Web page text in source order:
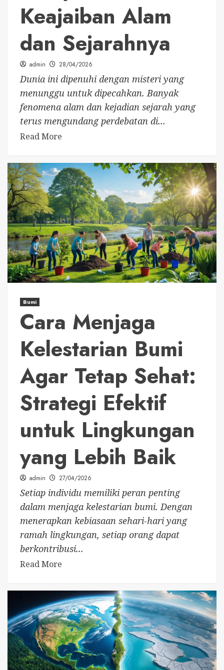
Keajaiban Alam
dan Sejarahnya
admin 28/04/2026
Dunia ini dipenuhi dengan misteri yang
menunggu untuk dipecahkan. Banyak
fenomena alam dan kejadian sejarah yang
terus mengundang perdebatan di...
Read More
Bumi
Cara Menjaga
Kelestarian Bumi
Agar Tetap Sehat:
Strategi Efektif
untuk Lingkungan
yang Lebih Baik
admin 27/04/2026
Setiap individu memiliki peran penting
dalam menjaga kelestarian bumi. Dengan
menerapkan kebiasaan sehari-hari yang
ramah lingkungan, setiap orang dapat
berkontribusi...
Read More